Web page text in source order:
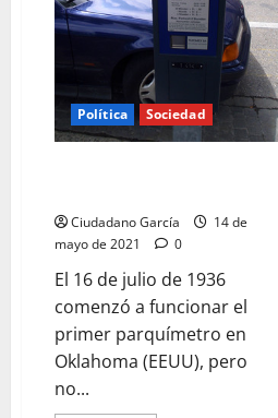
Política Sociedad
Ciudadano García
14 de
mayo de 2021
0
El 16 de julio de 1936
comenzó a funcionar el
primer parquímetro en
Oklahoma (EEUU), pero
no...